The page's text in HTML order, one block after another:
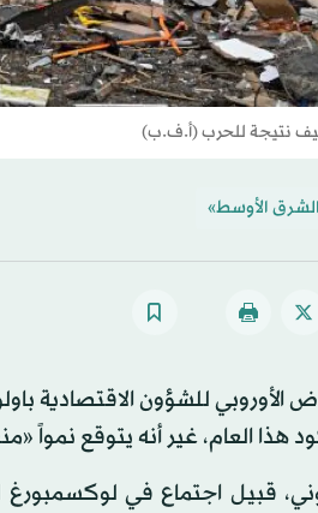
نتيجة للحرب (أ.ف.ب)
الأوسط»
الأوروبي للشؤون الاقتصادية
هذا العام، غير أنه يتوقع